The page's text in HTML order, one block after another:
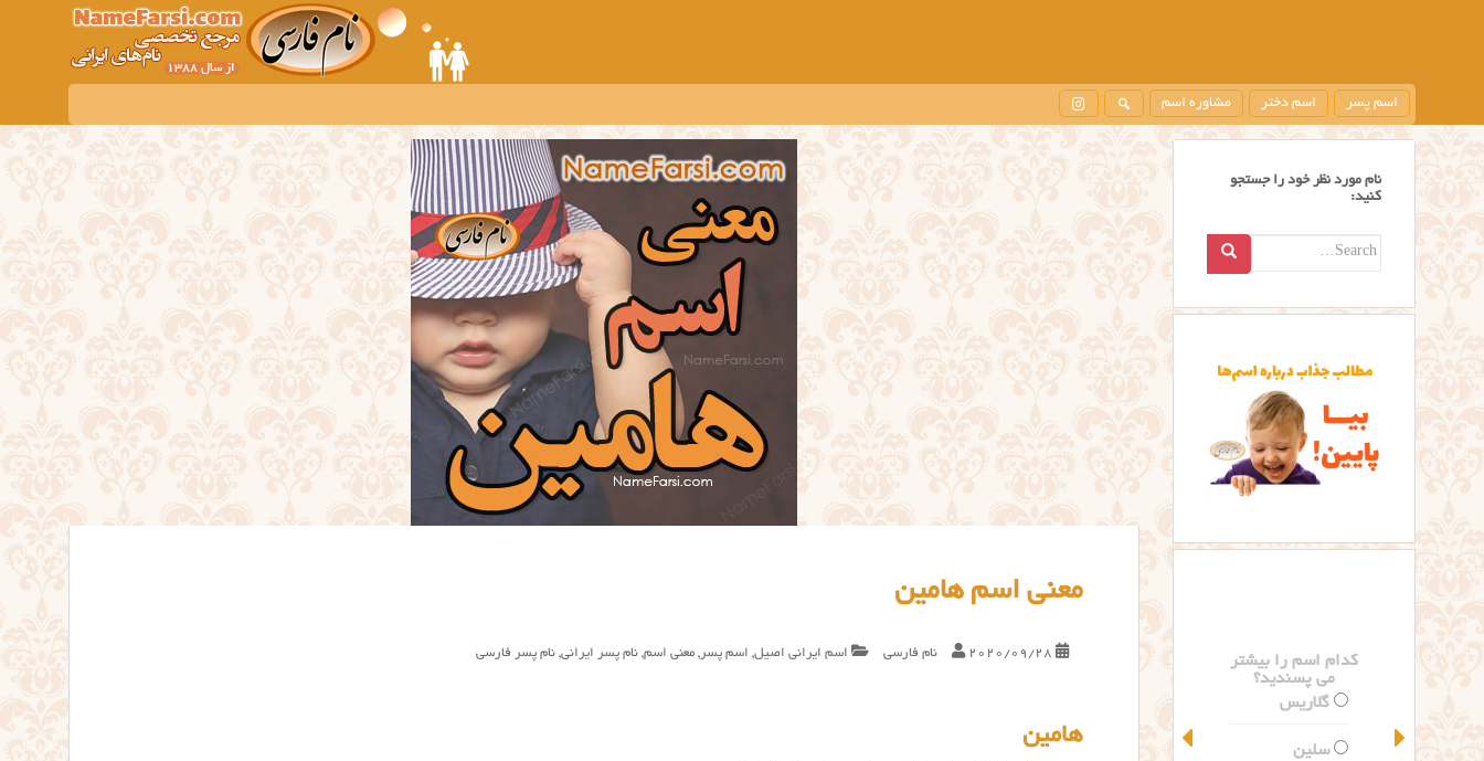
m
i
n
t
e
n
اسم پسر اسم دختر مشاوره اسم
معنی اسم هامین
2020/09/28 نام فارسی اسم ایرانی اصیل, اسم پسر , معنی اسم, نام پسر ایرانی, نام پسر فارسی
هامین
نام مورد نظر خود را جستجو
کنید:
Search
کدام اسم را بیشتر
می پسندید؟
گلاریس
سلین